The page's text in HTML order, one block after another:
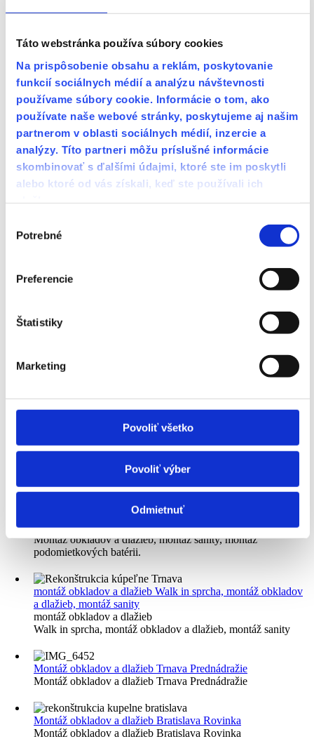
Táto webstránka používa súbory cookies
Na prispôsobenie obsahu a reklám, poskytovanie
funkcií sociálnych médií a analýzu návštevnosti
používame súbory cookie. Informácie o tom, ako
používate naše webové stránky, poskytujeme aj našim
partnerom v oblasti sociálnych médií, inzercie a
analýzy. Títo partneri môžu príslušné informácie
skombinovať s ďalšími údajmi, ktoré ste im poskytli
alebo ktoré od vás získali, keď ste používali ich
súhlasu
Potrebné
Preferencie
Štatistiky
Marketing
Povoliť všetko
Povoliť výber
Odmietnuť
Realizácia podlahy Prešov
Realizácia podlahy Prešov
Realizácia podlahy v byte Prešov
Realizácia podlahy v byte Prešov
sanity, montáž podomietkových batérii.
Rekonštrukcia kúpeľne
Montáž obkladov a dlažieb, montáž sanity, montáž
podomietkových batérii.
montáž obkladov a dlažieb Walk in sprcha, montáž obkladov
a dlažieb, montáž sanity
montáž obkladov a dlažieb
Walk in sprcha, montáž obkladov a dlažieb, montáž sanity
Montáž obkladov a dlažieb Trnava Prednádražie
Montáž obkladov a dlažieb Trnava Prednádražie
Montáž obkladov a dlažieb Bratislava Rovinka
Montáž obkladov a dlažieb Bratislava Rovinka